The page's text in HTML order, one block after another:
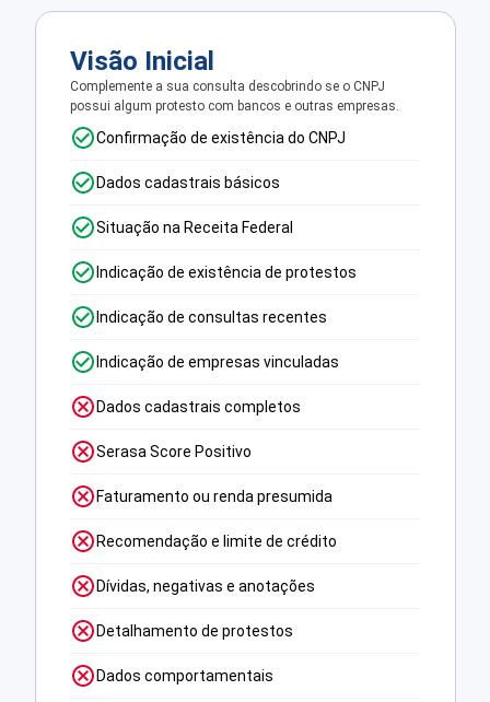
Visão Inicial
Complemente a sua consulta descobrindo se o CNPJ
possui algum protesto com bancos e outras empresas.
Confirmação de existência do CNPJ
Dados cadastrais básicos
Situação na Receita Federal
Indicação de existência de protestos
Indicação de consultas recentes
Indicação de empresas vinculadas
Dados cadastrais completos
Serasa Score Positivo
Faturamento ou renda presumida
Recomendação e limite de crédito
Dívidas, negativas e anotações
Detalhamento de protestos
Dados comportamentais